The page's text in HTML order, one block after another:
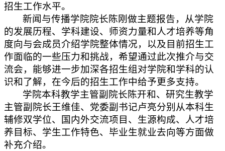
招生工作水平。
新闻与传播学院院长陈刚做主题报告，从学院
的发展历程、学科建设、师资力量和人才培养等角
度向与会成员介绍学院整体情况，以及目前招生工
作面临的一些压力和挑战，希望通过此次推介与交
流会，能够进一步加深各招生组对学院和学科的认
识和了解，在今后的招生工作中给予更多支持。
学院本科教学主管副院长陈开和、研究生教学
主管副院长王维佳、党委副书记卢亮分别从本科生
辅修双学位、国内外交流项目、生源构成、人才培
养目标、学生工作特色、毕业生就业去向等方面做
补充介绍。